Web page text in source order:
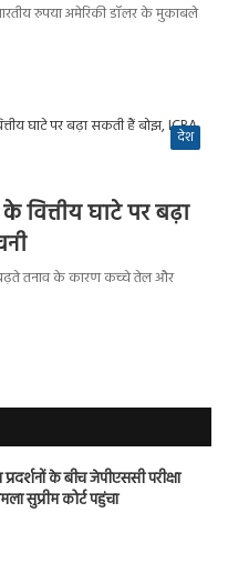
रुपया अमेरिकी डॉलर के मुकाबले
देश
घाटे पर बढ़ा
बढ़ते तनाव के कारण कच्चे तेल और
के बीच जेपीएससी परीक्षा
सुप्रीम कोर्ट पहुंचा